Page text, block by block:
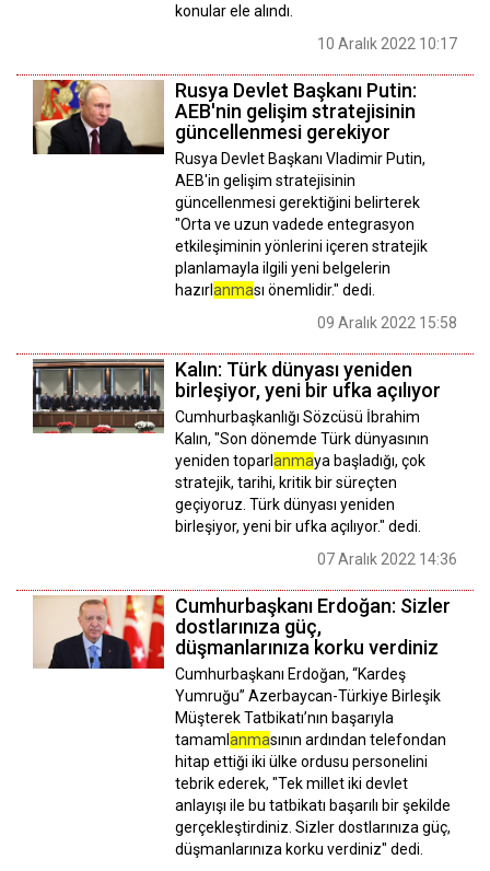
konular ele alındı.
10 Aralık 2022 10:17
Rusya Devlet Başkanı Putin:
AEB'nin gelişim stratejisinin
güncellenmesi gerekiyor
Rusya Devlet Başkanı Vladimir Putin,
AEB'in gelişim stratejisinin
güncellenmesi gerektiğini belirterek
"Orta ve uzun vadede entegrasyon
etkileşiminin yönlerini içeren stratejik
planlamayla ilgili yeni belgelerin
hazırlanması önemlidir." dedi.
09 Aralık 2022 15:58
Kalın: Türk dünyası yeniden
birleşiyor, yeni bir ufka açılıyor
Cumhurbaşkanlığı Sözcüsü İbrahim
Kalın, "Son dönemde Türk dünyasının
yeniden toparlanmaya başladığı, çok
stratejik, tarihi, kritik bir süreçten
geçiyoruz. Türk dünyası yeniden
birleşiyor, yeni bir ufka açılıyor." dedi.
07 Aralık 2022 14:36
Cumhurbaşkanı Erdoğan: Sizler
dostlarınıza güç,
düşmanlarınıza korku verdiniz
Cumhurbaşkanı Erdoğan, “Kardeş
Yumruğu” Azerbaycan-Türkiye Birleşik
Müşterek Tatbikatı’nın başarıyla
tamaml anmasının ardından telefondan
hitap ettiği iki ülke ordusu personelini
tebrik ederek, "Tek millet iki devlet
anlayışı ile bu tatbikatı başarılı bir şekilde
gerçekleştirdiniz. Sizler dostlarınıza güç,
düşmanlarınıza korku verdiniz" dedi.